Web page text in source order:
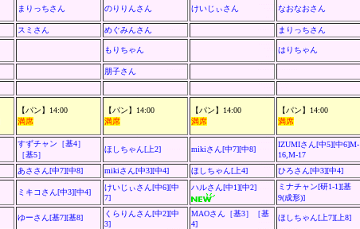
まりっちさん のりりんさん けいじぃさん なおなおさん
スミさん めぐみんさん まりっちさん
もりちゃん はりちゃん
朋子さん
【パン】14:00
満席
【パン】14:00
満席
【パン】14:00
満席
【パン】14:00
満席
すずチャン［基4］
［基5］
ほしちゃん[上2] mikiさん[中7][中8]
IZUMIさん[中5][中6]M-
16,M-17
あささん[中7][中8] mikiさん[中3][中4] ほしちゃん[上4] ひろさん[中3][中4]
ミキコさん[中3][中4]
けいじぃさん[中6][中
7]
ハルさん[中1][中2] ミナチャン[研1-1][基
9(成形)]
ゆーさん[基7][基8]
くらりんさん[中2][中
3]
MAOさん［基3］［基
4]
ほしちゃん[上7][上8]